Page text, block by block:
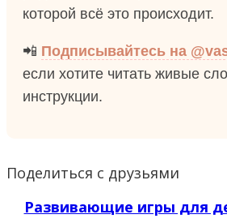
которой всё это происходит.
📲 Подписывайтесь на
если хотите читать живые
инструкции.
Поделиться с друзьями
Развивающие игры для